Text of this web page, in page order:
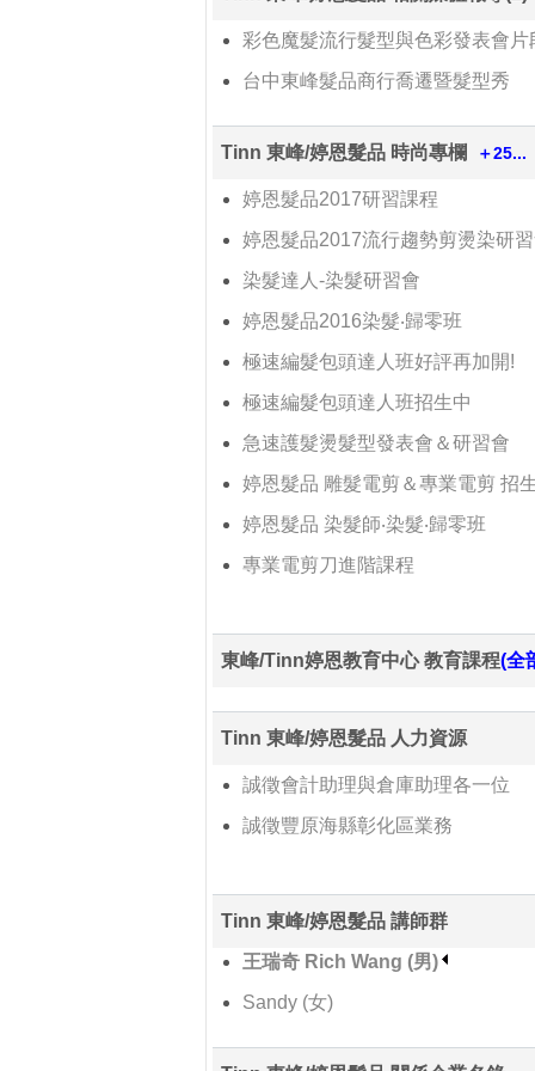
彩色魔髮流行髮型與色彩發表會片
台中東峰髮品商行喬遷暨髮型秀
Tinn 東峰/婷恩髮品 時尚專欄 ＋25...
婷恩髮品2017研習課程
婷恩髮品2017流行趨勢剪燙染研
染髮達人-染髮研習會
婷恩髮品2016染髮‧歸零班
極速編髮包頭達人班好評再加開!
極速編髮包頭達人班招生中
急速護髮燙髮型發表會＆研習會
婷恩髮品 雕髮電剪＆專業電剪 招
婷恩髮品 染髮師‧染髮‧歸零班
專業電剪刀進階課程
東峰/Tinn婷恩教育中心 教育課程(全
Tinn 東峰/婷恩髮品 人力資源
誠徵會計助理與倉庫助理各一位
誠徵豐原海縣彰化區業務
Tinn 東峰/婷恩髮品 講師群
王瑞奇 Rich Wang (男)
Sandy (女)